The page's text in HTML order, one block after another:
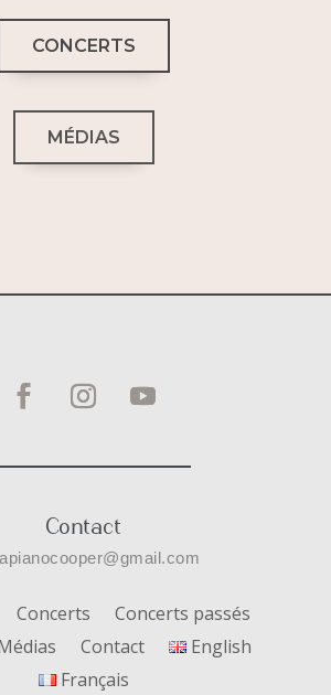
CONCERTS
MÉDIAS
Contact
Concerts
Concerts passés
Contact
English
Français